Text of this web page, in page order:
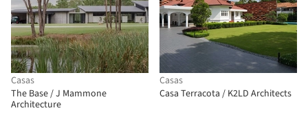
Casas
The Base / J Mammone
Architecture
Casas
Casa Terracota / K2LD Architects